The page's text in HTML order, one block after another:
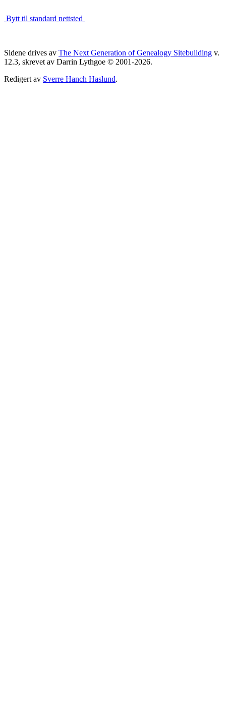
Bytt til standard nettsted
Sidene drives av The Next Generation of Genealogy Sitebuilding v.
12.3, skrevet av Darrin Lythgoe © 2001-2026.
Redigert av Sverre Hanch Haslund.